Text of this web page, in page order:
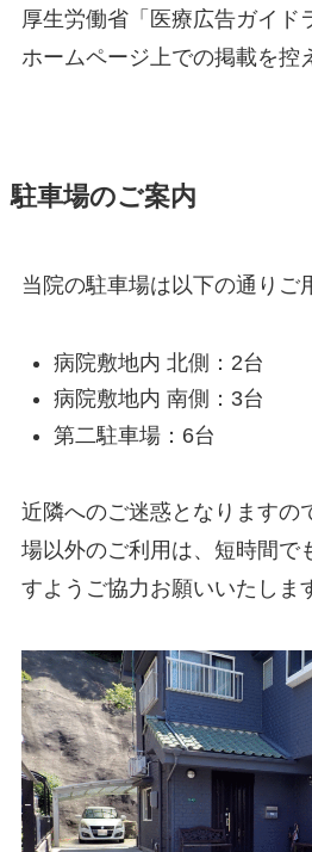
厚生労働省「医療広告ガイド
ホームページ上での掲載を控
駐車場のご案内
当院の駐車場は以下の通りご
病院敷地内 北側：2台
病院敷地内 南側：3台
第二駐車場：6台
近隣へのご迷惑となりますの
場以外のご利用は、短時間で
すようご協力お願いいたしま